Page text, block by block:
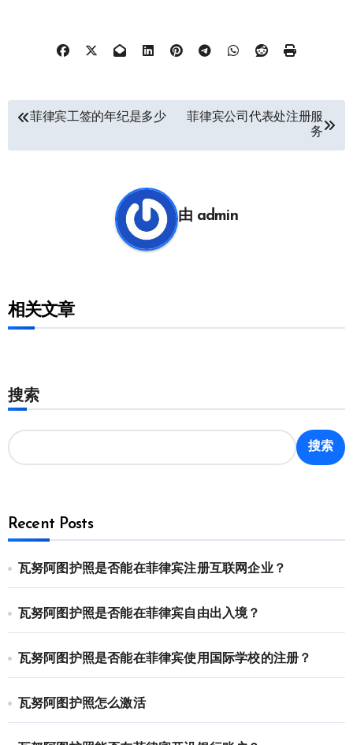
文 菲律宾工签的年纪是多少
菲律宾公司代表处注册服
务
由 admin
相关文章
搜索
搜索
Recent Posts
瓦努阿图护照是否能在菲律宾注册互联网企业？
瓦努阿图护照是否能在菲律宾自由出入境？
瓦努阿图护照是否能在菲律宾使用国际学校的注册？
瓦努阿图护照怎么激活